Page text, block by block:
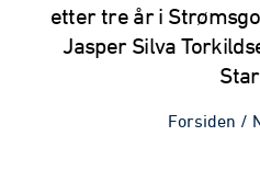
etter tre år i
Jasper Silva
Forsiden /